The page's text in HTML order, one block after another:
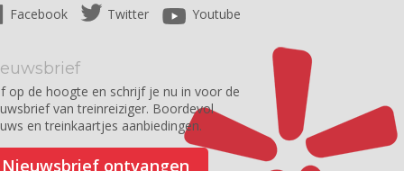
Facebook Twitter Youtube
op de hoogte en schrijf je nu in voor de
van treinreiziger. Boordevol
en treinkaartjes aanbiedingen.
Nieuwsbrief ontvangen